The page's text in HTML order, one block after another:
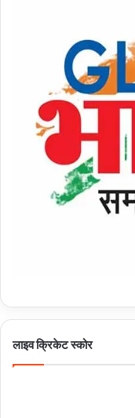
लाइव क्रिकेट स्कोर